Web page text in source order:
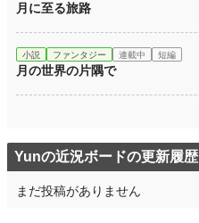
月に至る旅路
小説 ファンタジー 連載中 短編
月の世界の片隅で
Yunの近況ボードの更新履歴
まだ投稿がありません